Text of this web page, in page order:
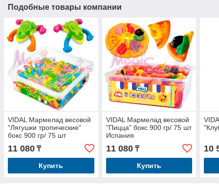
Подобные товары компании
VIDAL Мармелад весовой
"Лягушки тропические"
бокс 900 гр/ 75 шт
11 080 ₸
Купить
VIDAL Мармелад весовой
"Пицца" бокс 900 гр/ 75 шт
Испания
11 080₸
Купить
10